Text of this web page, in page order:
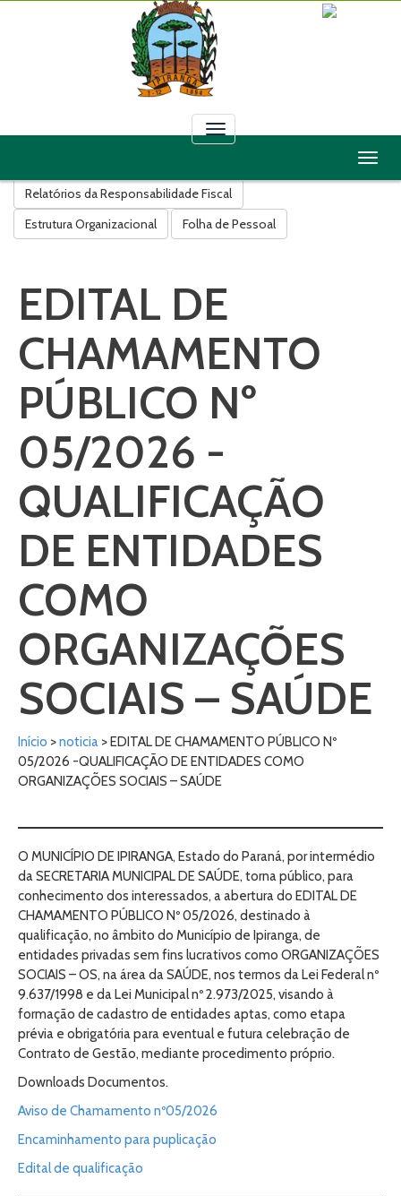
Toggle
Decretos
Relatórios da Responsabilidade Fiscal
Estrutura Organizacional
Folha de Pessoal
EDITAL DE
CHAMAMENTO
PÚBLICO Nº
05/2026 -
QUALIFICAÇÃO
DE ENTIDADES
COMO
ORGANIZAÇÕES
SOCIAIS – SAÚDE
Início >noticia > EDITAL DE CHAMAMENTO PÚBLICO Nº
05/2026 -QUALIFICAÇÃO DE ENTIDADES COMO
ORGANIZAÇÕES SOCIAIS – SAÚDE
O MUNICÍPIO DE IPIRANGA, Estado do Paraná, por intermédio
da SECRETARIA MUNICIPAL DE SAÚDE, torna público, para
conhecimento dos interessados, a abertura do EDITAL DE
CHAMAMENTO PÚBLICO Nº 05/2026, destinado à
qualificação, no âmbito do Município de Ipiranga, de
entidades privadas sem fins lucrativos como ORGANIZAÇÕES
SOCIAIS – OS, na área da SAÚDE, nos termos da Lei Federal nº
9.637/1998 e da Lei Municipal nº 2.973/2025, visando à
formação de cadastro de entidades aptas, como etapa
prévia e obrigatória para eventual e futura celebração de
Contrato de Gestão, mediante procedimento próprio.
Downloads Documentos.
Aviso de Chamamento nº05/2026
Encaminhamento para puplicação
Edital de qualificação